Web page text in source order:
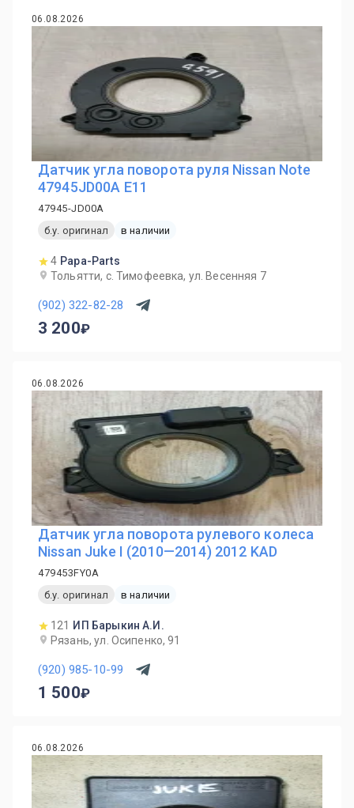
06.08.2026
Датчик угла поворота руля Nissan Note
47945JD00A E11
47945-JD00A
б.у. оригинал
в наличии
4 Papa-Parts
Тольятти, с. Тимофеевка, ул. Весенняя 7
(902) 322-82-28
3 200
06.08.2026
Датчик угла поворота рулевого колеса
Nissan Juke I (2010—2014) 2012 KAD
479453FY0A
б.у. оригинал
в наличии
121
ИП Барыкин А.И.
Рязань, ул. Осипенко, 91
(920) 985-10-99
1 500
06.08.2026